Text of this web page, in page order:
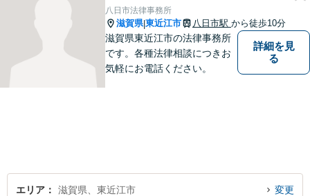
八日市法律事務所
滋賀県|東近江市 八日市駅 から徒歩10分
滋賀県東近江市の法律事務所
です。各種法律相談につきお
気軽にお電話ください。
詳細を見
る
エリア 滋賀県、東近江市 変更